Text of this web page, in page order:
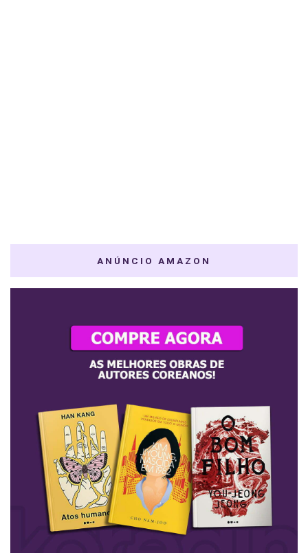
ANÚNCIO AMAZON